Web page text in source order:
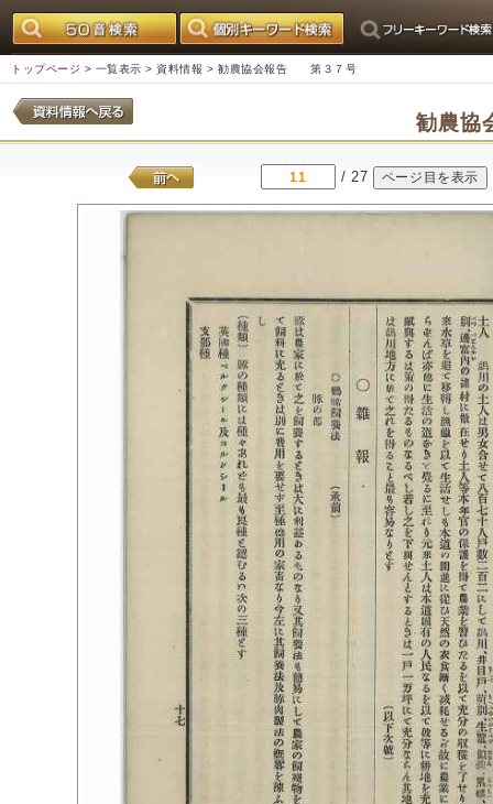
トップページ > 一覧表示 > 資料情報 > 勧農協会報告 第３７号
勧農
/ 27